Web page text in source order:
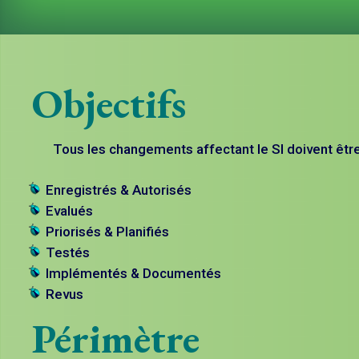
Objectifs
Tous les changements affectant le SI doivent
Enregistrés & Autorisés
Evalués
Priorisés & Planifiés
Testés
Implémentés & Documentés
Revus
Périmètre